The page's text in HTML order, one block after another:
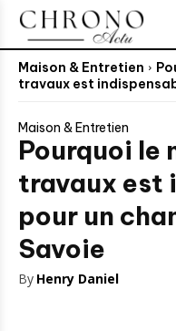
Maison & Entretien
travaux est
Maison & Entretien
Pourquoi le
travaux est
pour un
Savoie
By Henry Daniel